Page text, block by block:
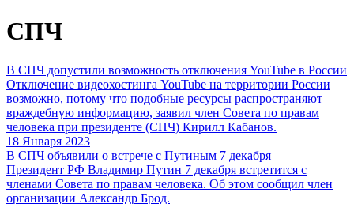
СПЧ
В СПЧ допустили возможность отключения YouTube в России
Отключение видеохостинга YouTube на территории России
возможно, потому что подобные ресурсы распространяют
враждебную информацию, заявил член Совета по правам
человека при президенте (СПЧ) Кирилл Кабанов.
18 Января 2023
В СПЧ объявили о встрече с Путиным 7 декабря
Президент РФ Владимир Путин 7 декабря встретится с
членами Совета по правам человека. Об этом сообщил член
организации Александр Брод.